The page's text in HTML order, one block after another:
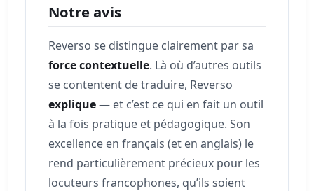
Notre avis
Reverso se distingue clairement par sa
force contextuelle. Là où d’autres outils
se contentent de traduire, Reverso
explique— et c’est ce qui en fait un outil
à la fois pratique et pédagogique. Son
excellence en français (et en anglais) le
rend particulièrement précieux pour les
locuteurs francophones, qu’ils soient